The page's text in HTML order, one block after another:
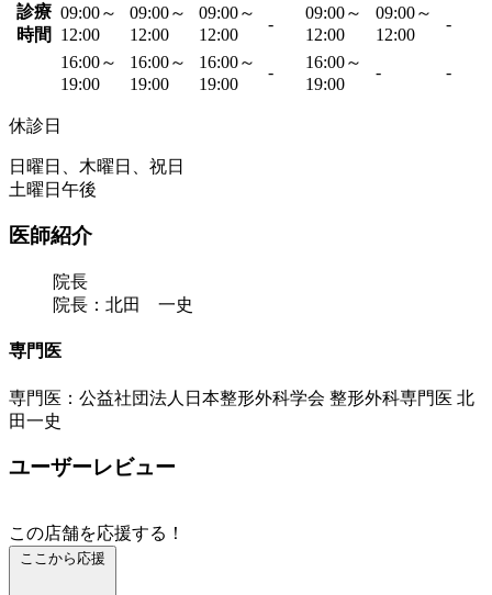
診療
時間
09:00～
12:00
09:00～
12:00
09:00～
12:00
-
09:00～
12:00
09:00～
12:00
-
16:00～
19:00
16:00～
19:00
16:00～
19:00
-
16:00～
19:00
- -
休診日
日曜日、木曜日、祝日
土曜日午後
医師紹介
院長
院長：北田 一史
専門医
専門医：公益社団法人日本整形外科学会 整形外科専門医 北
田一史
ユーザーレビュー
この店舗を応援する！
ここから応援